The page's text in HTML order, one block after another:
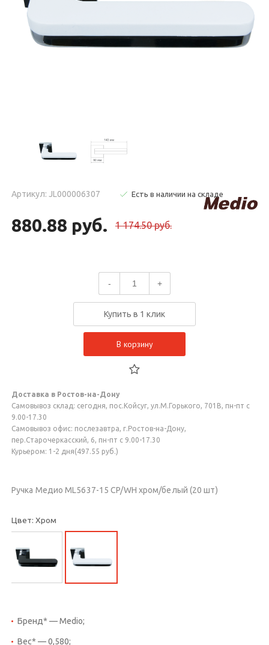
Артикул: JL000006307 Есть в наличии на складе
880.88 руб. 1 174.50 руб.
- +
Купить в 1 клик
В корзину
Доставка в Ростов-на-Дону
Самовывоз склад: сегодня, пос.Койсуг, ул.М.Горького, 701В, пн-пт с
9.00-17.30
Самовывоз офис: послезавтра, г.Ростов-на-Дону,
пер.Старочеркасский, 6, пн-пт с 9.00-17.30
Курьером: 1-2 дня(497.55 руб.)
Ручка Медио ML5637-15 CP/WH хром/белый (20 шт)
Цвет: Хром
Бренд* — Medio;
Вес* — 0,580;